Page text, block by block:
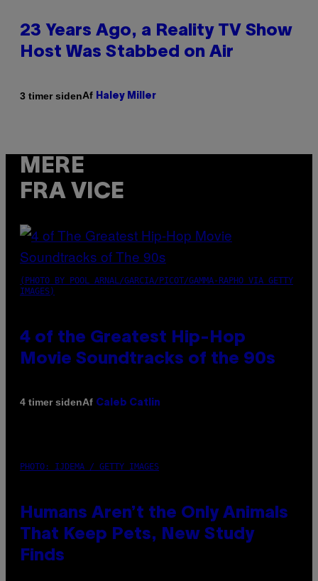
23 Years Ago, a Reality TV Show
Host Was Stabbed on Air
3 timer sidenAf Haley Miller
MERE
FRA VICE
(PHOTO BY POOL ARNAL/GARCIA/PICOT/GAMMA-RAPHO VIA GETTY
IMAGES)
4 of the Greatest Hip-Hop
Movie Soundtracks of the 90s
4 timer sidenAf Caleb Catlin
PHOTO: IJDEMA / GETTY IMAGES
Humans Aren’t the Only Animals
That Keep Pets, New Study
Finds